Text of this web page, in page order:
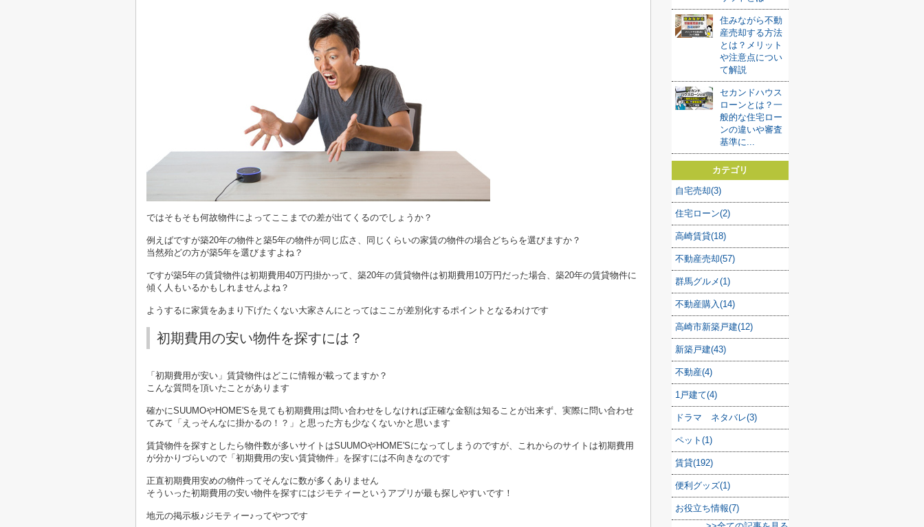
ではそもそも何故物件によってここまでの差が出てくるのでしょうか？
例えばですが築20年の物件と築5年の物件が同じ広さ、同じくらいの家賃の物件の場合どちらを選びますか？
当然殆どの方が築5年を選びますよね？
ですが築5年の賃貸物件は初期費用40万円掛かって、築20年の賃貸物件は初期費用10万円だった場合、築20年の賃貸物件に
傾く人もいるかもしれませんよね？
ようするに家賃をあまり下げたくない大家さんにとってはここが差別化するポイントとなるわけです
初期費用の安い物件を探すには？
「初期費用が安い」賃貸物件はどこに情報が載ってますか？
こんな質問を頂いたことがあります
確かにSUUMOやHOME'Sを見ても初期費用は問い合わせをしなければ正確な金額は知ることが出来ず、実際に問い合わせ
てみて「えっそんなに掛かるの！？」と思った方も少なくないかと思います
賃貸物件を探すとしたら物件数が多いサイトはSUUMOやHOME'Sになってしまうのですが、これからのサイトは初期費用
が分かりづらいので「初期費用の安い賃貸物件」を探すには不向きなのです
正直初期費用安めの物件ってそんなに数が多くありません
そういった初期費用の安い物件を探すにはジモティーというアプリが最も探しやすいです！
地元の掲示板♪ジモティー♪ってやつです
住みながら不動
産売却する方法
とは？メリット
や注意点につい
て解説
セカンドハウス
ローンとは？一
般的な住宅ロー
ンの違いや審査
基準に...
カテゴリ
自宅売却(3)
住宅ローン(2)
高崎賃貸(18)
不動産売却(57)
群馬グルメ(1)
不動産購入(14)
高崎市新築戸建(12)
新築戸建(43)
不動産(4)
1戸建て(4)
ドラマ ネタバレ(3)
ペット(1)
賃貸(192)
便利グッズ(1)
お役立ち情報(7)